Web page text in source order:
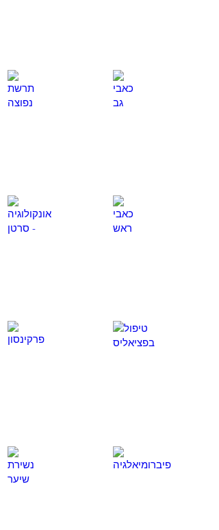
תרשת נפוצה
לחץ
כאן
כאבי גב
לחץ
כאן
אונקולוגיה - סרטן
לחץ
כאן
כאבי ראש
לחץ
כאן
פרקינסון
לחץ
טיפול בפציאליס
לחץ
נשירת שיער
לחץ
כאן
פיברומיאלגיה
לחץ